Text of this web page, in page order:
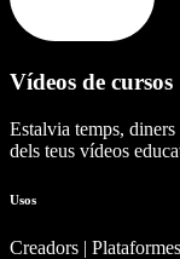
Vídeos de cursos
Estalvia temps,
dels teus vídeos
Usos
Creadors |